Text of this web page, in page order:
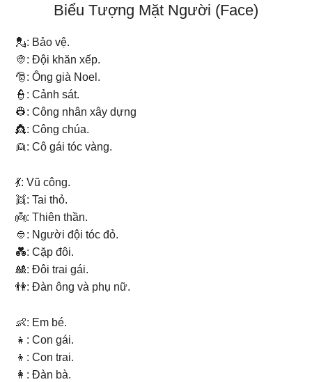
Biểu Tượng Mặt Người (Face)
💂: Bảo vệ.
👳: Đội khăn xếp.
🎅: Ông già Noel.
👮: Cảnh sát.
👷: Công nhân xây dựng
👸: Công chúa.
👱: Cô gái tóc vàng.
💃: Vũ công.
👯: Tai thỏ.
👼: Thiên thần.
👲: Người đội tóc đỏ.
💑: Cặp đôi.
🎎: Đôi trai gái.
👫: Đàn ông và phụ nữ.
👶: Em bé.
👧: Con gái.
👦: Con trai.
👩: Đàn bà.